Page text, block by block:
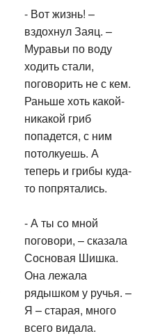
- Вот жизнь! –
вздохнул Заяц. –
Муравьи по воду
ходить стали,
поговорить не с кем.
Раньше хоть какой-
никакой гриб
попадется, с ним
потолкуешь. А
теперь и грибы куда-
то попрятались.
- А ты со мной
поговори, – сказала
Сосновая Шишка.
Она лежала
рядышком у ручья. –
Я – старая, много
всего видала.